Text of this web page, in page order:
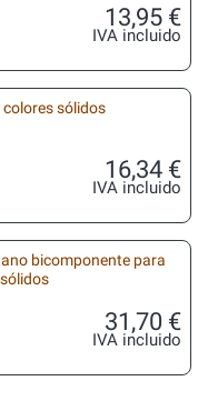
13,95 €
IVA incluido
sólidos
16,34 €
IVA incluido
bicomponente para
31,70 €
IVA incluido